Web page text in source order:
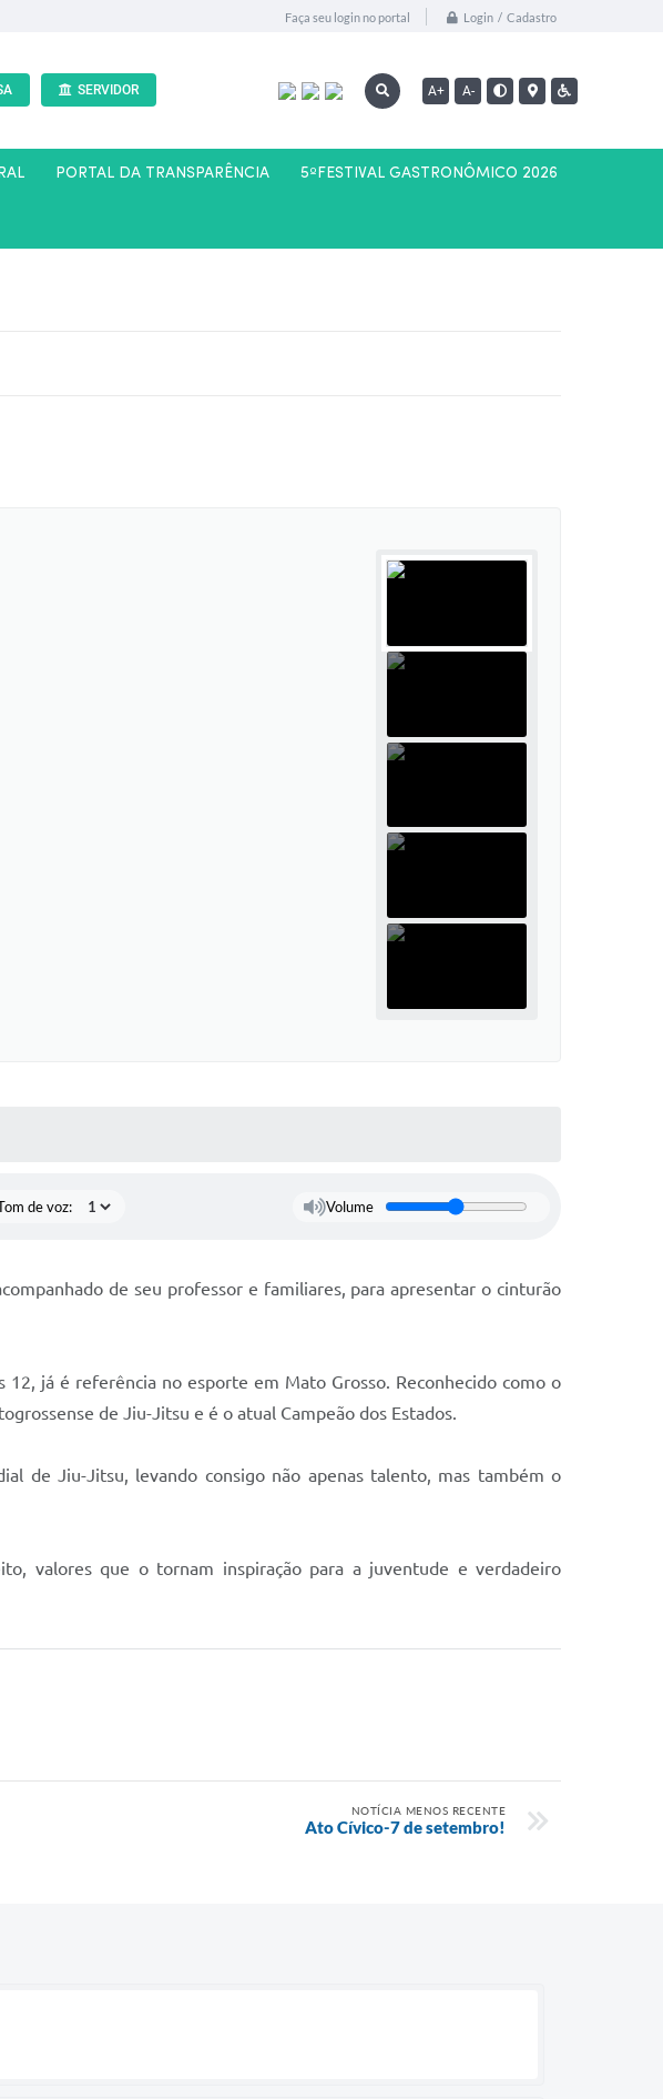
Faça seu login no portal Login / Cadastro
SERVIDOR A+ A-
PORTAL DA TRANSPARÊNCIA 5ºFESTIVAL GASTRONÔMICO 2026
de voz: Volume
de seu professor e familiares, para apresentar o cinturão
já é referência no esporte em Mato Grosso. Reconhecido como o
de Jiu-Jitsu e é o atual Campeão dos Estados.
de Jiu-Jitsu, levando consigo não apenas talento, mas também o
valores que o tornam inspiração para a juventude e verdadeiro
NOTÍCIA MENOS RECENTE
Ato Cívico-7 de setembro!